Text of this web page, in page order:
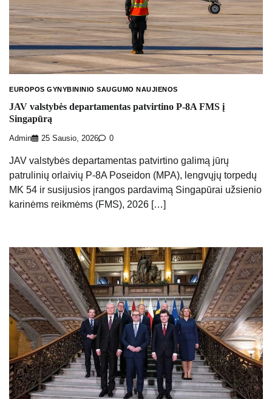
EUROPOS GYNYBININIO SAUGUMO NAUJIENOS
JAV valstybės departamentas patvirtino P-8A FMS į
Singapūrą
Admin 25 Sausio, 2026 0
JAV valstybės departamentas patvirtino galimą jūrų
patrulinių orlaivių P-8A Poseidon (MPA), lengvųjų torpedų
MK 54 ir susijusios įrangos pardavimą Singapūrai užsienio
karinėms reikmėms (FMS), 2026 […]